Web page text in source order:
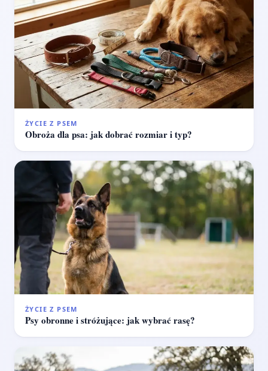
ŻYCIE Z PSEM
Obroża dla psa: jak dobrać rozmiar i typ?
ŻYCIE Z PSEM
Psy obronne i stróżujące: jak wybrać rasę?